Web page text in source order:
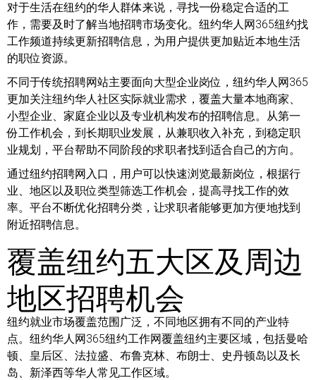
对于生活在纽约的华人群体来说，寻找一份稳定合适的工
作，需要及时了解当地招聘市场变化。纽约华人网365纽约找
工作频道持续更新招聘信息，为用户提供更加贴近本地生活
的职位资源。
不同于传统招聘网站主要面向大型企业岗位，纽约华人网365
更加关注纽约华人社区实际就业需求，覆盖大量本地商家、
小型企业、家庭企业以及专业机构发布的招聘信息。从第一
份工作机会，到长期职业发展，从兼职收入补充，到稳定职
业规划，平台帮助不同阶段的求职者找到适合自己的方向。
通过纽约招聘网入口，用户可以快速浏览最新岗位，根据行
业、地区以及职位类型筛选工作机会，提高寻找工作的效
率。平台不断优化招聘分类，让求职者能够更加方便地找到
附近招聘信息。
覆盖纽约五大区及周边
地区招聘机会
纽约就业市场覆盖范围广泛，不同地区拥有不同的产业特
点。纽约华人网365纽约工作网覆盖纽约主要区域，包括曼哈
顿、皇后区、法拉盛、布鲁克林、布朗士、史丹顿岛以及长
岛、新泽西等华人常见工作区域。